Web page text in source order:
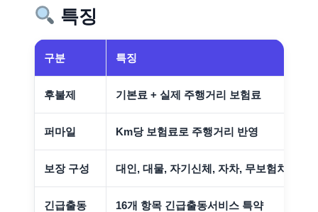
특징
구분 특징
후불제 기본료 + 실제 주행거리 보험료
퍼마일 Km당 보험료로 주행거리 반영
보장 구성 대인, 대물, 자기신체, 자차, 무보험차상해
긴급출동 16개 항목 긴급출동서비스 특약